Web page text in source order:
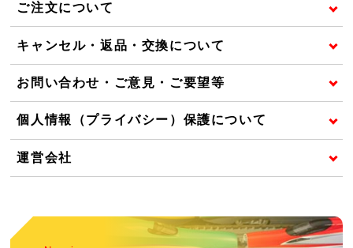
ご注文について
キャンセル・返品・交換について
お問い合わせ・ご意見・ご要望等
個人情報（プライバシー）保護について
運営会社